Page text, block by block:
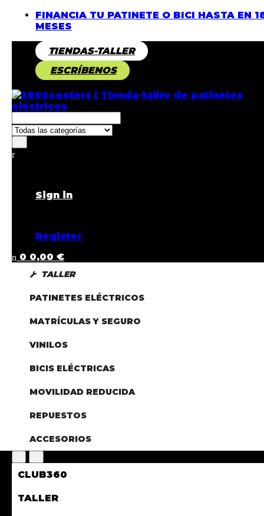
FINANCIA TU PATINETE O BICI HASTA EN
MESES
TIENDAS-TALLER
ESCRÍBENOS
Sign in
Register
0 0,00 €
TALLER
PATINETES ELÉCTRICOS
MATRÍCULAS Y SEGURO
VINILOS
BICIS ELÉCTRICAS
MOVILIDAD REDUCIDA
REPUESTOS
ACCESORIOS
CLUB360
TALLER